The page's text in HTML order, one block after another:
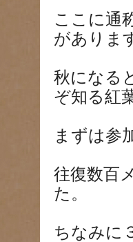
ここに通
がありま
秋になる
ぞ知る紅
まずは参
往復数百
た。
ちなみに